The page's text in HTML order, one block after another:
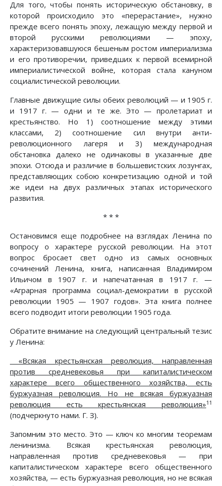
Для того, чтобы понять историческую обстановку, в
которой происходило это «перерастание», нужно
прежде всего понять эпоху, лежащую между первой и
второй русскими революциями — эпоху,
характеризовавшуюся бешеным ростом империализма
и его противоречии, приведших к первой всемирной
империалистической войне, которая стала кануном
социалистической революции.
Главные движущие силы обеих революций — и 1905 г.
и 1917 г. — одни и те же. Это — пролетариат и
крестьянство. Но 1) соотношение между этими
классами, 2) соотношение сил внутри анти-
революционного лагеря и 3) международная
обстановка далеко не одинаковы в указанные две
эпохи. Отсюда и различие в большевистских лозунгах,
представляющих собою конкретизацию одной и той
же идеи на двух различных этапах исторического
развития.
* * *
Остановимся еще подробнее на взглядах Ленина по
вопросу о характере русской революции. На этот
вопрос бросает свет одно из самых основных
сочинений Ленина, книга, написанная Владимиром
Ильичом в 1907 г. и напечатанная в 1917 г. —
«Аграрная программа социал-демократии в русской
революции 1905 — 1907 годов». Эта книга полнее
всего подводит итоги революции 1905 года.
Обратите внимание на следующий центральный тезис
y Ленина:
«Всякая крестьянская революция, направленная
против средневековья при капиталистическом
характере всего общественного хозяйства, есть
буржуазная революция. Но не всякая буржуазная
революция есть крестьянская революция»11
(подчеркнуто нами. Г. З).
Запомним это место. Это — ключ ко многим теоремам
ленинизма. Всякая крестьянская революция,
направленная против средневековья — при
капиталистическом характере всего общественного
хозяйства, — есть буржуазная революция, но не всякая